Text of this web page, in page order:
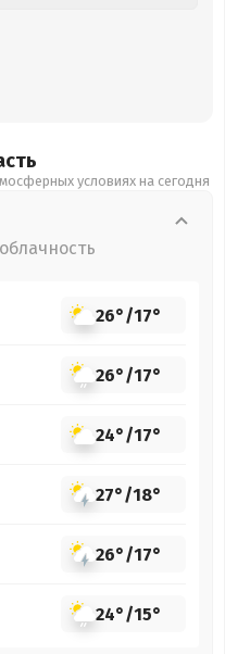
условиях на сегодня
26°/17°
26°/17°
24°/17°
27°/18°
26°/17°
24°/15°